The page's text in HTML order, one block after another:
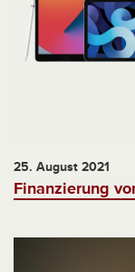
25. August 2021
Finanzierung